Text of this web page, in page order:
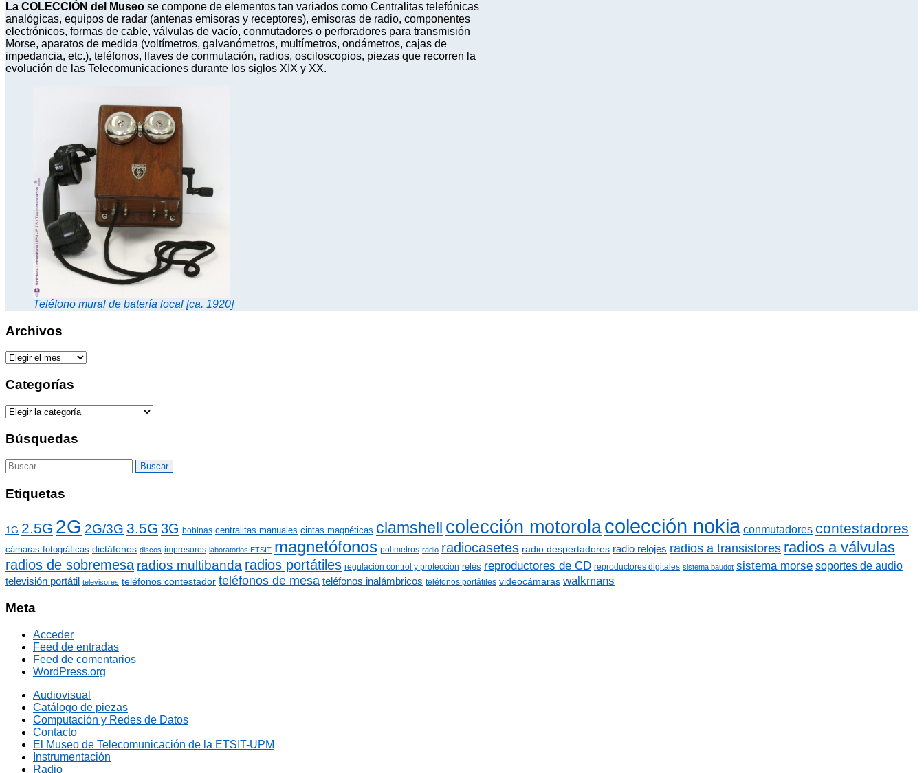
La COLECCIÓN del Museo se compone de elementos tan variados como Centralitas telefónicas
analógicas, equipos de radar (antenas emisoras y receptores), emisoras de radio, componentes
electrónicos, formas de cable, válvulas de vacío, conmutadores o perforadores para transmisión
Morse, aparatos de medida (voltímetros, galvanómetros, multímetros, ondámetros, cajas de
impedancia, etc.), teléfonos, llaves de conmutación, radios, osciloscopios, piezas que recorren la
evolución de las Telecomunicaciones durante los siglos XIX y XX.
Teléfono mural de batería local [ca. 1920]
Archivos
A
c
i
v
s
Categorías
C
t
g
o
í
Búsquedas
B
u
s
c
r
:
Etiquetas
1G 2.5G 2G 2G/3G 3.5G 3G bobinas centralitas manuales cintas magnéticas clamshell colección motorolacolección nokia conmutadores contestadores
cámaras fotográficas dictáfonos discos impresores laboratorios ETSIT magnetófonos polímetros radio radiocasetes radio despertadores radio relojes radios a transistores radios a válvulas
radios de sobremesa radios multibanda radios portátiles regulación control y protección relés reproductores de CD reproductores digitales sistema baudot sistema morse soportes de audio
televisión portátil televisores teléfonos contestador teléfonos de mesa teléfonos inalámbricos teléfonos portátiles videocámaras walkmans
Meta
Acceder
Feed de entradas
Feed de comentarios
WordPress.org
Audiovisual
Catálogo de piezas
Computación y Redes de Datos
Contacto
El Museo de Telecomunicación de la ETSIT-UPM
Instrumentación
Radio